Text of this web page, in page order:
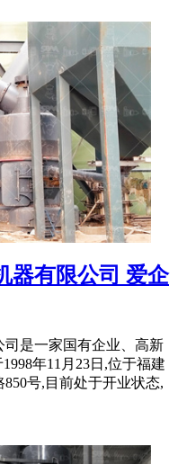
器有限公司 爱企
司是一家国有企业、高新
年11月23日,位于福建
号,目前处于开业状态,